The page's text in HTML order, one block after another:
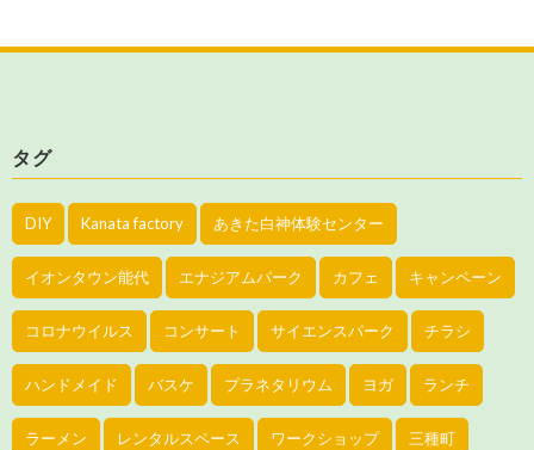
タグ
DIY Kanata factory あきた白神体験センター
イオンタウン能代 エナジアムパーク カフェ キャンペーン
コロナウイルス コンサート サイエンスパーク チラシ
ハンドメイド バスケ プラネタリウム ヨガ ランチ
ラーメン レンタルスペース ワークショップ 三種町